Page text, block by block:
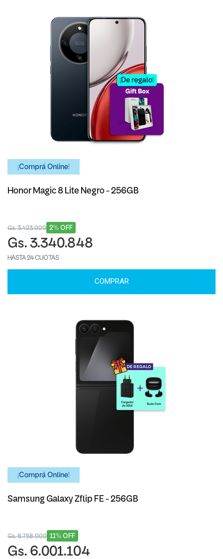
¡Comprá Online!
Honor Magic 8 Lite Negro - 256GB
2% OFF
Gs. 3.423.000
Gs. 3.340.848
HASTA 24 CUOTAS
COMPRAR
¡Comprá Online!
Samsung Galaxy Zflip FE - 256GB
11% OFF
Gs. 6.758.000
Gs. 6.001.104